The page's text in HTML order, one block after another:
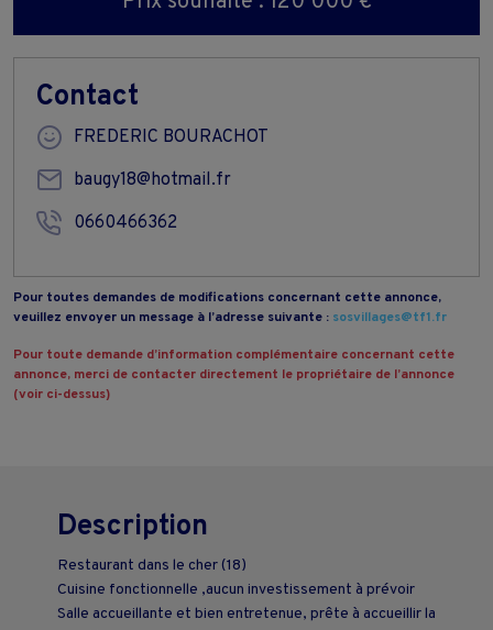
Contact
FREDERIC BOURACHOT
baugy18@hotmail.fr
0660466362
Pour toutes demandes de modifications concernant cette annonce,
veuillez envoyer un message à l’adresse suivante : sosvillages@tf1.fr
Pour toute demande d’information complémentaire concernant cette
annonce, merci de contacter directement le propriétaire de l’annonce
(voir ci-dessus)
Description
Restaurant dans le cher (18)
Cuisine fonctionnelle ,aucun investissement à prévoir
Salle accueillante et bien entretenue, prête à accueillir la